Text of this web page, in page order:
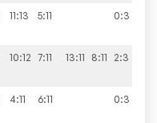
11:13 5:11 0:3
10:12 7:11 13:11 8:11 2:3
4:11 6:11 0:3